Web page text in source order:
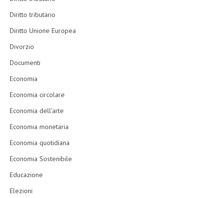
Diritto tributario
Diritto Unione Europea
Divorzio
Documenti
Economia
Economia circolare
Economia dell'arte
Economia monetaria
Economia quotidiana
Economia Sostenibile
Educazione
Elezioni